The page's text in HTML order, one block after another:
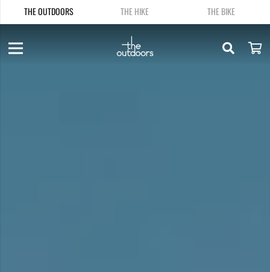
THE OUTDOORS THE HIKE THE BIKE